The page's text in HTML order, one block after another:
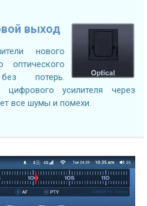
выход
нового
потерь.
цифрового усилителя через
все шумы и помехи.